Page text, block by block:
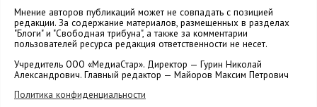
Мнение авторов публикаций может не совпадать с позицией
редакции. За содержание материалов, размещенных в разделах
"Блоги" и "Свободная трибуна", а также за комментарии
пользователей ресурса редакция ответственности не несет.
Учредитель ООО «МедиаСтар». Директор — Гурин Николай
Александрович. Главный редактор — Майоров Максим Петрович
Политика конфиденциальности